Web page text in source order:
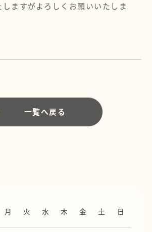
ますがよろしくお願いいたしま
一覧へ戻る
月 火 水 木 金 土 日